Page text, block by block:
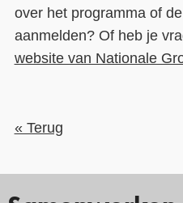
over het programma of
aanmelden? Of heb je
website van Nationale
« Terug